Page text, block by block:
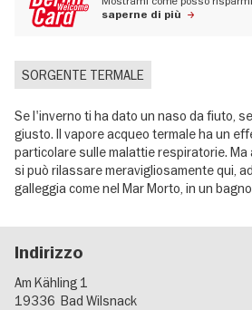
saperne di più
SORGENTE TERMALE
Se l'inverno ti ha dato un naso da fiuto,
giusto. Il vapore acqueo termale ha un
particolare sulle malattie respiratorie. Ma
si può rilassare meravigliosamente qui,
galleggia come nel Mar Morto, in un
Indirizzo
Am Kähling 1
19336 Bad Wilsnack